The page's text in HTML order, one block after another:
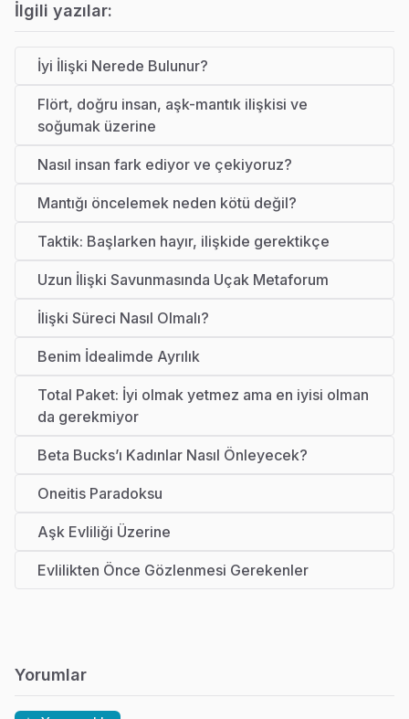
İlgili yazılar:
İyi İlişki Nerede Bulunur?
Flört, doğru insan, aşk-mantık ilişkisi ve
soğumak üzerine
Nasıl insan fark ediyor ve çekiyoruz?
Mantığı öncelemek neden kötü değil?
Taktik: Başlarken hayır, ilişkide gerektikçe
Uzun İlişki Savunmasında Uçak Metaforum
İlişki Süreci Nasıl Olmalı?
Benim İdealimde Ayrılık
Total Paket: İyi olmak yetmez ama en iyisi olman
da gerekmiyor
Beta Bucks’ı Kadınlar Nasıl Önleyecek?
Oneitis Paradoksu
Aşk Evliliği Üzerine
Evlilikten Önce Gözlenmesi Gerekenler
Yorumlar